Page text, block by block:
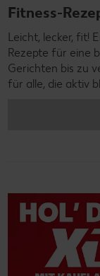
Fitness-
Leicht, lecker, fit!
Rezepte für eine
Gerichten bis zu
für alle, die aktiv